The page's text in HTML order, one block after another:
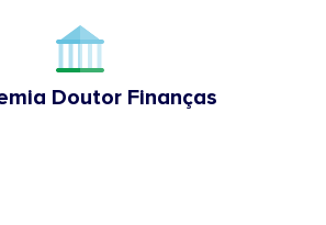
Doutor Finanças